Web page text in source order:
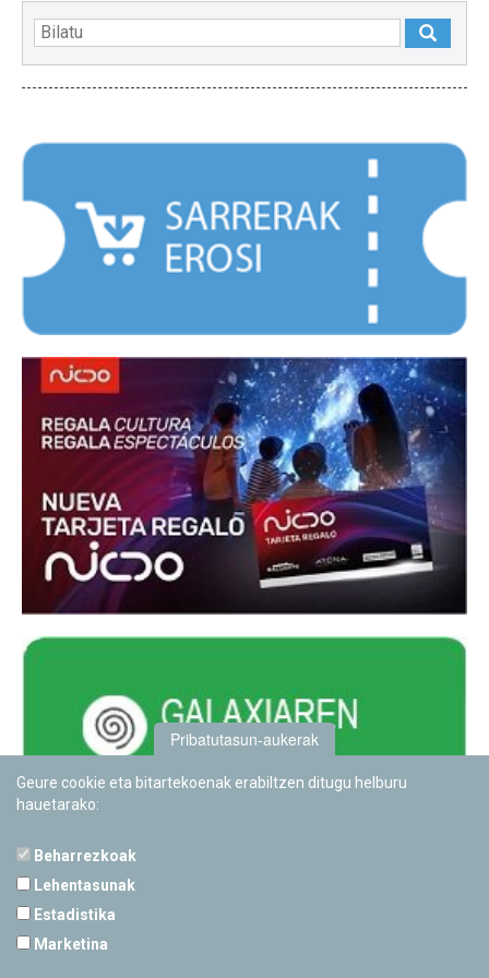
Pribatutasun-aukerak
Geure cookie eta bitartekoenak erabiltzen ditugu helburu
hauetarako:
Beharrezkoak
Lehentasunak
Estadistika
Marketina